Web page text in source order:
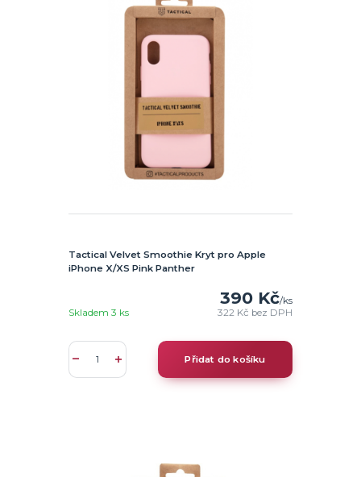
Tactical Velvet Smoothie Kryt pro Apple
iPhone X/XS Pink Panther
390 Kč/ks
322 Kč bez DPH
Skladem 3 ks
Přidat do košíku